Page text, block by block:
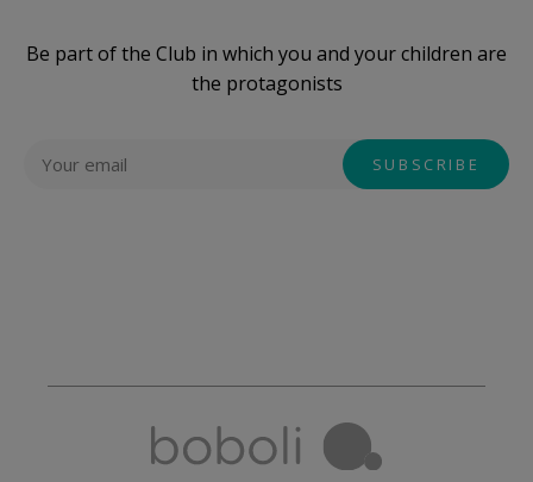
Be part of the Club in which you and your children are
the protagonists